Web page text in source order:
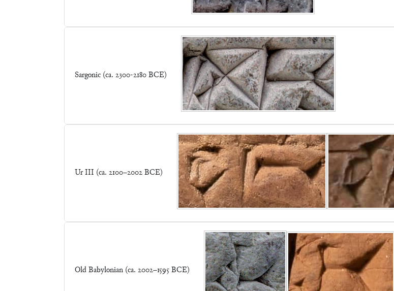
Sargonic (ca. 2300-2180 BCE)
Ur III (ca. 2100–2002 BCE)
Old Babylonian (ca. 2002–1595 BCE)